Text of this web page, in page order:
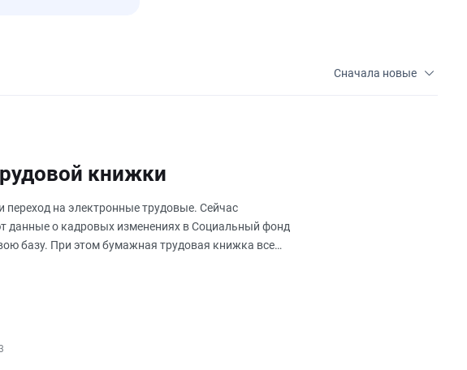
Сначала новые
книжки
на электронные трудовые. Сейчас
данные о кадровых изменениях в Социальный фонд
базу. При этом бумажная трудовая книжка все